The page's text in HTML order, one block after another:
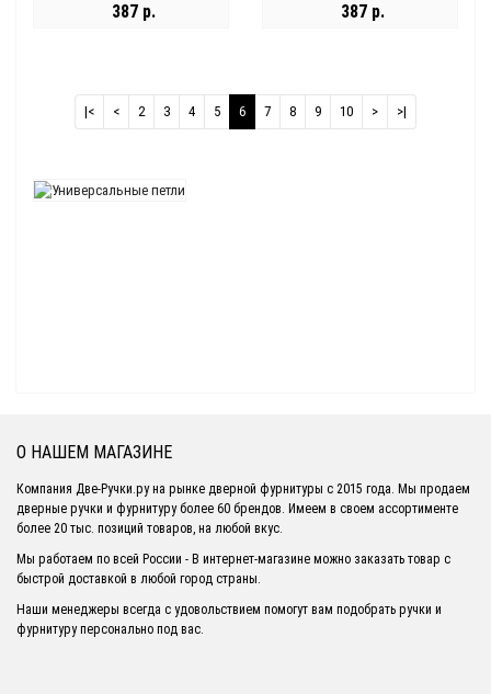
387 р. 387 р.
|< < 2 3 4 5 6 7 8 9 10 > >|
О НАШЕМ МАГАЗИНЕ
Компания Две-Ручки.ру на рынке дверной фурнитуры с 2015 года. Мы продаем
дверные ручки и фурнитуру более 60 брендов. Имеем в своем ассортименте
более 20 тыс. позиций товаров, на любой вкус.
Мы работаем по всей России - В интернет-магазине можно заказать товар с
быстрой доставкой в любой город страны.
Наши менеджеры всегда с удовольствием помогут вам подобрать ручки и
фурнитуру персонально под вас.